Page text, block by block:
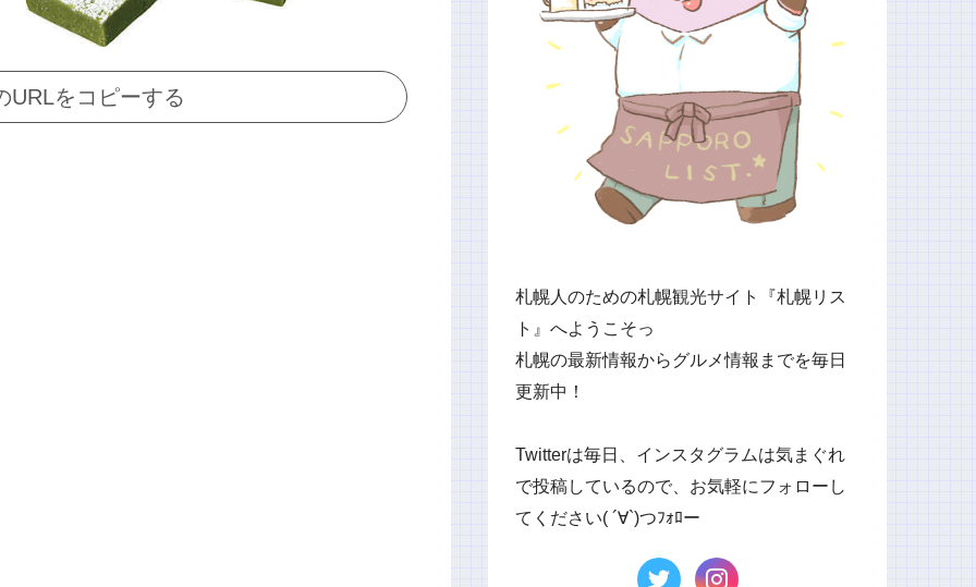
URLをコピーする
札幌人のための札幌観光サイト『札幌リス
ト』へようこそっ
札幌の最新情報からグルメ情報までを毎日
更新中！
Twitterは毎日、インスタグラムは気まぐれ
で投稿しているので、お気軽にフォローし
てください( ´∀`)つﾌｫﾛー